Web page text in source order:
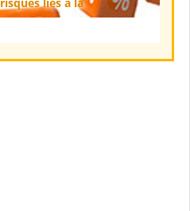
risques liés à la